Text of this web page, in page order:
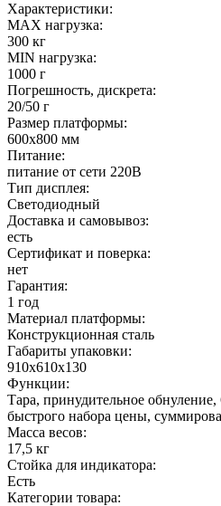
Характеристики:
MAX нагрузка:
300 кг
MIN нагрузка:
1000 г
Погрешность, дискрета:
20/50 г
Размер платформы:
600х800 мм
Питание:
питание от сети 220В
Тип дисплея:
Светодиодный
Доставка и самовывоз:
есть
Сертификат и поверка:
нет
Гарантия:
1 год
Материал платформы:
Конструкционная сталь
Габариты упаковки:
910х610х130
Функции:
Тара, принудительное
быстрого набора цены,
Масса весов:
17,5 кг
Стойка для индикатора:
Есть
Категории товара: